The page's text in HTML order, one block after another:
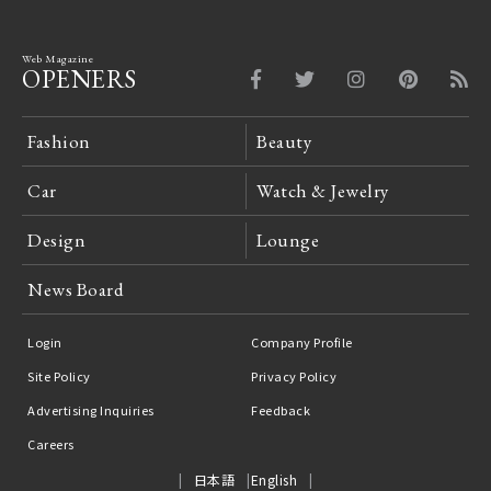
Web Magazine
OPENERS
Fashion Beauty
Car Watch & Jewelry
Design Lounge
News Board
Login
Company Profile
Site Policy
Privacy Policy
Advertising Inquiries
Feedback
Careers
日本語 English